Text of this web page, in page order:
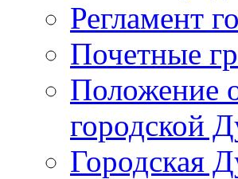
Регламент
Почетные
Положение
городской
Городская